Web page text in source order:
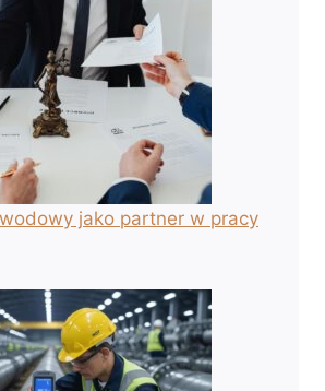
jako partner w pracy